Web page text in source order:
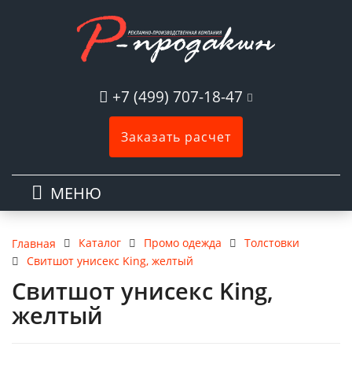
+7 (499) 707-18-47
Заказать расчет
МЕНЮ
Главная Каталог Промо одежда
Толстовки
Свитшот унисекс King, желтый
Свитшот унисекс King,
желтый